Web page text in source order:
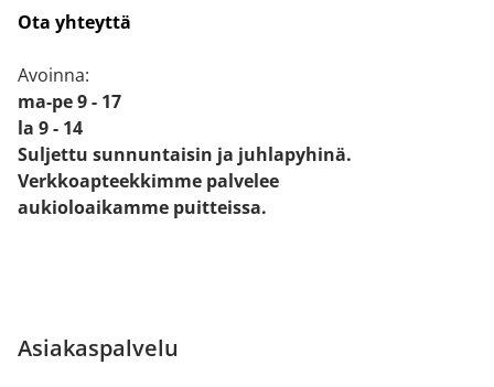
Ota yhteyttä
Avoinna:
ma-pe 9 - 17
la 9 - 14
Suljettu sunnuntaisin ja juhlapyhinä.
Verkkoapteekkimme palvelee
aukioloaikamme puitteissa.
Asiakaspalvelu